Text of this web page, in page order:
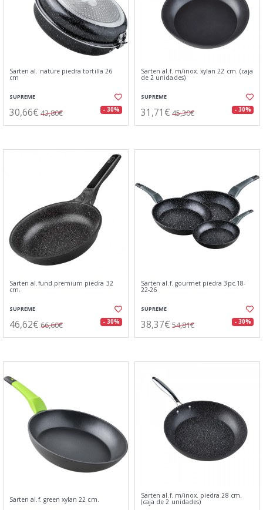
Sarten al. nature piedra tortilla 26
cm
SUPREME
30,66€ 43,80€ - 30%
Sarten al.f. m/inox. xylan 22 cm. (caja
de 2 unidades)
SUPREME
31,71€ 45,30€ - 30%
Sarten al.fund.premium piedra 32
cm.
SUPREME
46,62€ 66,60€ - 30%
Sarten al.f. gourmet piedra 3pc.18-
22-26
SUPREME
38,37€ 54,81€ - 30%
Sarten al.f. green xylan 22 cm. Sarten al.f. m/inox. piedra 28 cm.
(caja de 2 unidades)